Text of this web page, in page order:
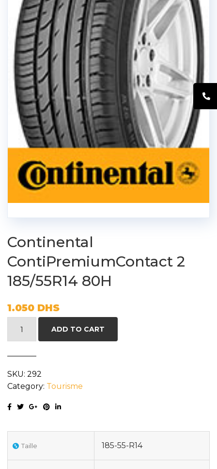
Continental
ContiPremiumContact 2
185/55R14 80H
1.050 DHS
80H
quantity
ADD TO CART
SKU: 292
Category: Tourisme
Taille 185-55-R14